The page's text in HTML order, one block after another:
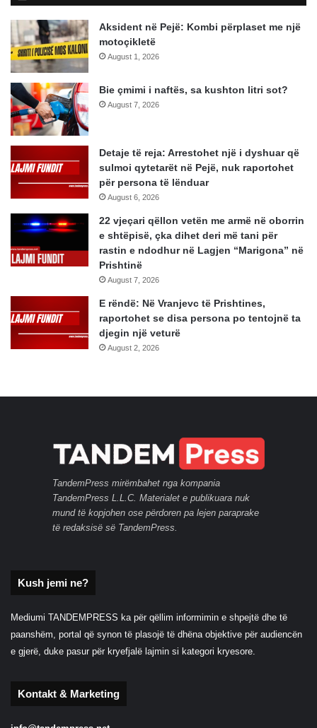
Aksident në Pejë: Kombi përplaset me një
motoçikletë
August 1, 2026
Bie çmimi i naftës, sa kushton litri sot?
August 7, 2026
Detaje të reja: Arrestohet një i dyshuar që
sulmoi qytetarët në Pejë, nuk raportohet
për persona të lënduar
August 6, 2026
22 vjeçari qëllon vetën me armë në oborrin
e shtëpisë, çka dihet deri më tani për
rastin e ndodhur në Lagjen “Marigona” në
Prishtinë
August 7, 2026
E rëndë: Në Vranjevc të Prishtines,
raportohet se disa persona po tentojnë ta
djegin një veturë
August 2, 2026
TandemPress mirëmbahet nga kompania
TandemPress L.L.C. Materialet e publikuara nuk
mund të kopjohen ose përdoren pa lejen paraprake
të redaksisë së TandemPress.
Kush jemi ne?
Mediumi TANDEMPRESS ka për qëllim informimin e shpejtë dhe të
paanshëm, portal që synon të plasojë të dhëna objektive për audiencën
e gjerë, duke pasur për kryefjalë lajmin si kategori kryesore.
Kontakt & Marketing